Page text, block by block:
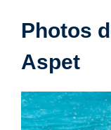
Photos
Aspet